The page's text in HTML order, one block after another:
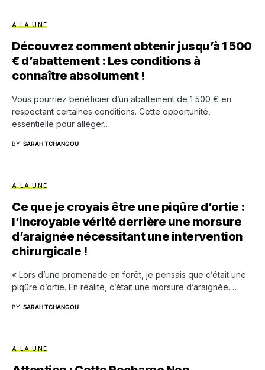
A LA UNE
Découvrez comment obtenir jusqu’à 1 500
€ d’abattement : Les conditions à
connaître absolument !
Vous pourriez bénéficier d’un abattement de 1 500 € en
respectant certaines conditions. Cette opportunité,
essentielle pour alléger…
BY SARAH TCHANGOU
A LA UNE
Ce que je croyais être une piqûre d’ortie :
l’incroyable vérité derrière une morsure
d’araignée nécessitant une intervention
chirurgicale !
« Lors d’une promenade en forêt, je pensais que c’était une
piqûre d’ortie. En réalité, c’était une morsure d’araignée.…
BY SARAH TCHANGOU
A LA UNE